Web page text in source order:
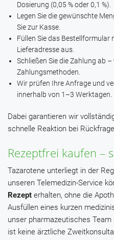
Dosierung (0,05 % oder 0,1 %).
Legen Sie die gewünschte
Sie zur Kasse.
Füllen Sie das
Lieferadresse aus.
Schließen Sie die Zahlung ab
Zahlungsmethoden.
Wir prüfen Ihre Anfrage und
innerhalb von 1–3 Werktagen.
Dabei garantieren wir
schnelle Reaktion bei
Rezeptfrei kaufen –
Tazarotene unterliegt in der
unseren Telemedizin-Service
Rezept erhalten, ohne die
Ausfüllen eines kurzen
unser pharmazeutisches Team
ist keine ärztliche